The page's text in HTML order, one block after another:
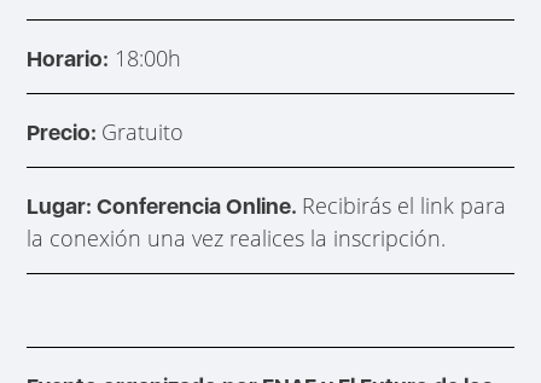
Horario: 18:00h
Precio: Gratuito
Lugar:Conferencia Online. Recibirás el link para
la conexión una vez realices la inscripción.